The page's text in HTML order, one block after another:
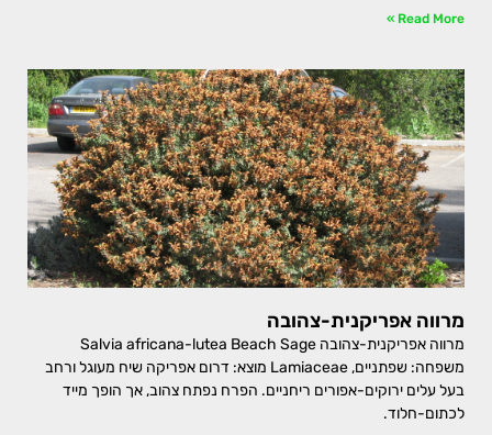
Read More »
מרווה אפריקנית-צהובה
מרווה אפריקנית-צהובה Salvia africana-lutea Beach Sage
משפחה: שפתניים, Lamiaceae מוצא: דרום אפריקה שיח מעוגל ורחב
בעל עלים ירוקים-אפורים ריחניים. הפרח נפתח צהוב, אך הופך מייד
לכתום-חלוד.